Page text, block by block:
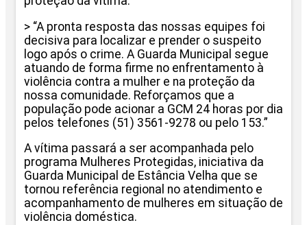
> “A pronta resposta das nossas equipes foi
decisiva para localizar e prender o suspeito
logo após o crime. A Guarda Municipal segue
atuando de forma firme no enfrentamento à
violência contra a mulher e na proteção da
nossa comunidade. Reforçamos que a
população pode acionar a GCM 24 horas por dia
pelos telefones (51) 3561-9278 ou pelo 153.”
A vítima passará a ser acompanhada pelo
programa Mulheres Protegidas, iniciativa da
Guarda Municipal de Estância Velha que se
tornou referência regional no atendimento e
acompanhamento de mulheres em situação de
violência doméstica.